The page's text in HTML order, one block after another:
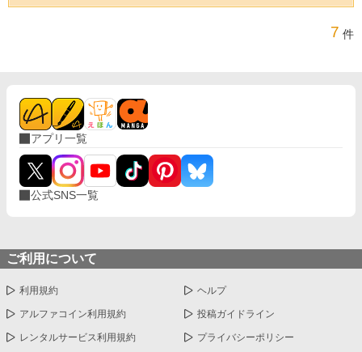
7 件
アプリ一覧
公式SNS一覧
ご利用について
利用規約 ヘルプ
アルファコイン利用規約 投稿ガイドライン
レンタルサービス利用規約 プライバシーポリシー